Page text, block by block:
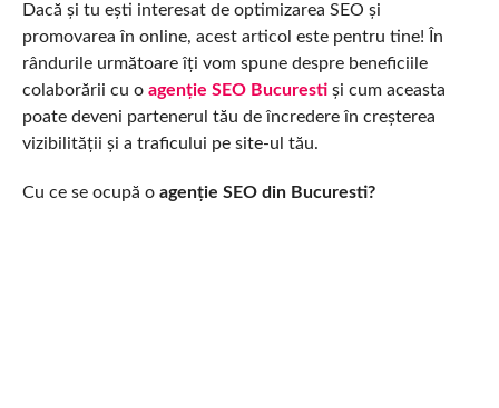
Dacă și tu ești interesat de optimizarea SEO și
promovarea în online, acest articol este pentru tine! În
rândurile următoare îți vom spune despre beneficiile
colaborării cu o agenție SEO Bucurestiși cum aceasta
poate deveni partenerul tău de încredere în creșterea
vizibilității și a traficului pe site-ul tău.
Cu ce se ocupă o agenție SEO din Bucuresti?